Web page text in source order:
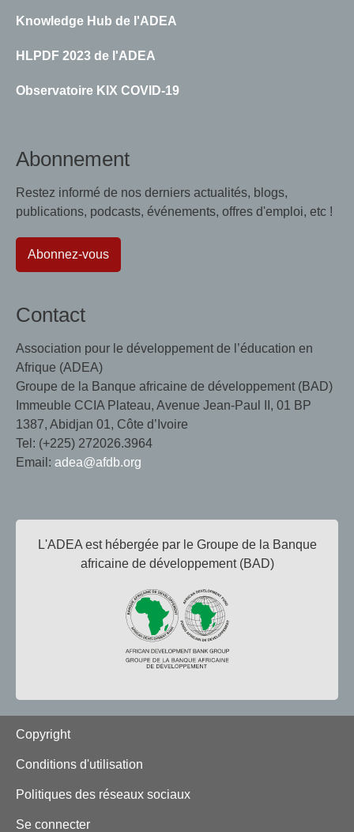
Knowledge Hub de l'ADEA
HLPDF 2023 de l'ADEA
Observatoire KIX COVID-19
Abonnement
Restez informé de nos derniers actualités, blogs,
publications, podcasts, événements, offres d'emploi, etc !
Abonnez-vous
Contact
Association pour le développement de l’éducation en
Afrique (ADEA)
Groupe de la Banque africaine de développement (BAD)
Immeuble CCIA Plateau, Avenue Jean-Paul II, 01 BP
1387, Abidjan 01, Côte d’Ivoire
Tel: (+225) 272026.3964
Email: adea@afdb.org
L'ADEA est hébergée par le Groupe de la Banque
africaine de développement (BAD)
Footer
Copyright
Conditions d'utilisation
Politiques des réseaux sociaux
Se connecter